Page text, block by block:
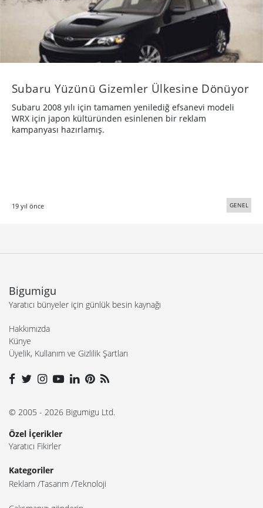
Subaru Yüzünü Gizemler Ülkesine Dönüyor
Subaru 2008 yılı için tamamen yenilediğ efsanevi modeli
WRX için japon kültüründen esinlenen bir reklam
kampanyası hazırlamış.
19 yıl önce GENEL
Bigumigu
Yaratıcı bünyeler için günlük besin kaynağı
Hakkımızda
Künye
Üyelik, Kullanım ve Gizlilik Şartları
© 2005 - 2026 Bigumigu Ltd.
Özel İçerikler
Yaratıcı Fikirler
Kategoriler
Reklam Tasarım Teknoloji